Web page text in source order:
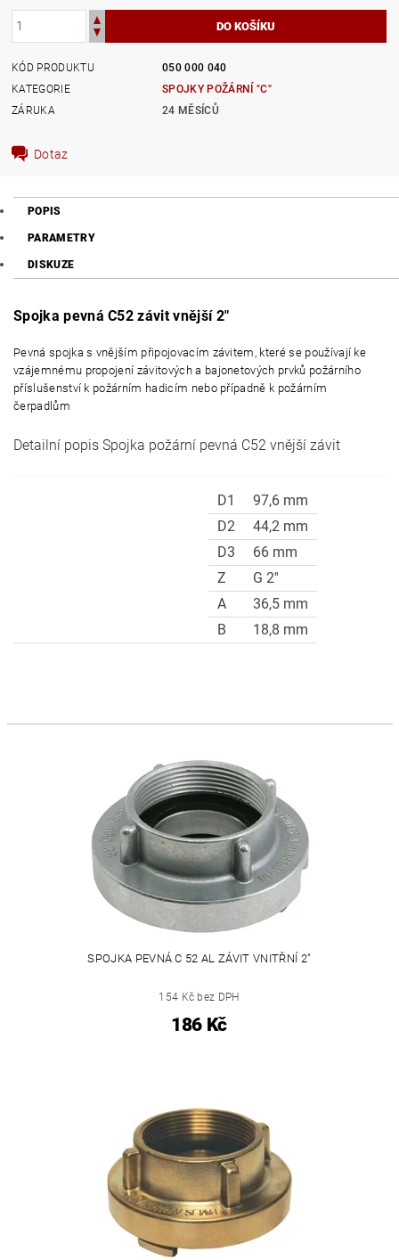
KÓD PRODUKTU
050 000 040
KATEGORIE
SPOJKY POŽÁRNÍ "C"
ZÁRUKA
24 MĚSÍCŮ
Dotaz
POPIS
PARAMETRY
DISKUZE
Spojka pevná C52 závit vnější 2"
Pevná spojka s vnějším připojovacím závitem, které se používají ke
vzájemnému propojení závitových a bajonetových prvků požárního
příslušenství k požárním hadicím nebo případně k požárním
čerpadlům
Detailní popis Spojka požární pevná C52 vnější závit
D1
97,6 mm
D2
44,2 mm
D3
66 mm
Z
G 2''
A
36,5 mm
B
18,8 mm
SPOJKA PEVNÁ C 52 AL ZÁVIT VNITŘNÍ 2"
154 Kč bez DPH
186 Kč